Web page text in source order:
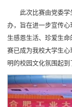
此次比赛由党委
办，旨在进一步宣传
生感恩生活、珍爱生
赛已成为我校大学生
明的校园文化氛围起到